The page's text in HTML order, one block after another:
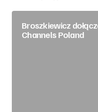
Broszkiewicz
Channels Poland